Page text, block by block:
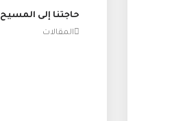
حاجتنا إلى المسيح
المقالات